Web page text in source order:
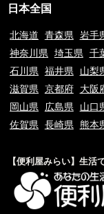
合もございます。あらか
下見をさせて頂くにあ
⑤下見当日に作業が出来
す。また下見にお伺い
場合も、5,500円(税込)
⑥料金提示について、お
ムは一切お受け付けて
って料金が変動するため
⑧当サイトはお客様に
⑨お客様と当サイト登
を負いかねますのでご
に契約をして下さい。
日本全国
北海道 青森県 岩手
神奈川県
埼玉県 千
石川県
福井県 山梨
滋賀県
京都府 大阪
岡山県
広島県 山口
佐賀県
長崎県 熊本
【便利屋みらい】生